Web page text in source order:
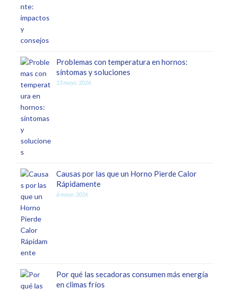
Problemas con temperatura en hornos:
síntomas y soluciones
13 mayo, 2026
Causas por las que un Horno Pierde Calor
Rápidamente
6 mayo, 2026
Por qué las secadoras consumen más energía
en climas fríos